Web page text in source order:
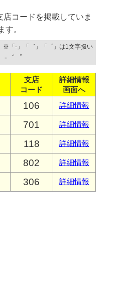
コードを掲載していま
。
※「-」「゛」「゜」は1文字扱い
-゛゜
支店
コード
詳細情報
画面へ
106 詳細情報
701 詳細情報
118 詳細情報
802 詳細情報
306 詳細情報